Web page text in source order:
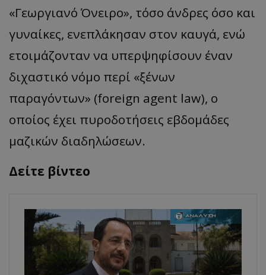
«Γεωργιανό Όνειρο», τόσο άνδρες όσο και
γυναίκες, ενεπλάκησαν στον καυγά, ενώ
ετοιμάζονταν να υπερψηφίσουν έναν
διχαστικό νόμο περί «ξένων
παραγόντων» (foreign agent law), ο
οποίος έχει πυροδοτήσεις εβδομάδες
μαζικών διαδηλώσεων.
Δείτε βίντεο